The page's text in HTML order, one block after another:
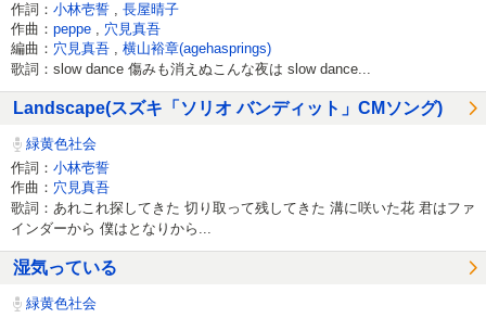
作詞： 小林壱誓
長屋晴子
作曲： peppe
穴見真吾
編曲： 穴見真吾 横山裕章(agehasprings)
歌詞：slow dance 傷みも消えぬこんな夜は slow dance...
Landscape(スズキ「ソリオ バンディット」CMソング)
緑黄色社会
作詞： 小林壱誓
作曲： 穴見真吾
歌詞：あれこれ探してきた 切り取って残してきた 溝に咲いた花 君はファ
インダーから 僕はとなりから...
湿気っている
緑黄色社会